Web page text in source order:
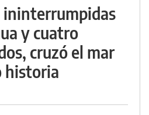
ininterrumpidas
y cuatro
cruzó el mar
historia